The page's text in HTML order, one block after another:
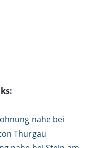
nahe bei
Thurgau